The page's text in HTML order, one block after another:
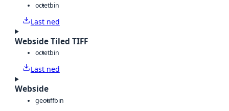
octetbin
Last ned
Webside Tiled TIFF
octetbin
Last ned
Webside
geotiffbin